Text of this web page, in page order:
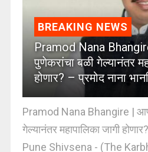
BREAKING NEWS
Pramod Nana
पुणेकरांचा बळी गेल्यानंतर
होणार? – प्रमोद नाना
Pramod Nana Bhangire |
गेल्यानंतर महापालिका जागी
Pune Shivsena - (The